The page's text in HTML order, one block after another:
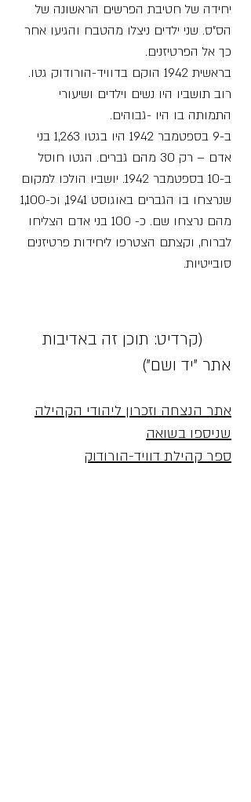
יחידה של חטיבת הפרשים הראשונה של
הס"ס. שני ילדים ניצלו מהטבח והגיעו אחר
כך אל הפרטיזנים.
בראשית 1942 הוקם בדוויד-הורודוק גטו.
רוב תושביו היו נשים וילדים ושיעורי
התמותה בו היו -גבוהים.
ב-9 בספטמבר 1942 היו בגטו 1,263 בני
אדם – רק 30 מהם גברים. הגטו חוסל
ב-10 בספטמבר 1942. יושביו הולכו למקום
שנרצחו בו הגברים באוגוסט 1941, וכ-1,100
מהם נרצחו שם. כ- 100 בני אדם הצליחו
לברוח, וקצתם הצטרפו ליחידות פרטיזנים
סובייטיות.
(קרדיט: תוכן זה באדיבות
אתר "יד ושם")
אתר הנצחה וזכרון ליהודי הקהילה
שניספו בשואה
ספר קהילת דוויד-הורודוק